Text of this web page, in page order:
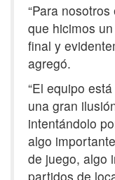
“Para
que hicimos
final y
agregó.
“El equipo
una gran
intentándolo
algo
de juego, algo
partidos de